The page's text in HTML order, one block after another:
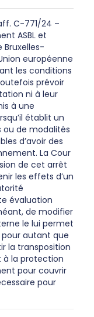
C-771/24 –
ASBL et
Bruxelles-
européenne
les conditions
prévoir
ni à leur
à une
établit un
de modalités
d’avoir des
La Cour
de cet arrêt
les effets d’un
évaluation
de modifier
le lui permet
pour autant que
la transposition
à la protection
pour couvrir
pour